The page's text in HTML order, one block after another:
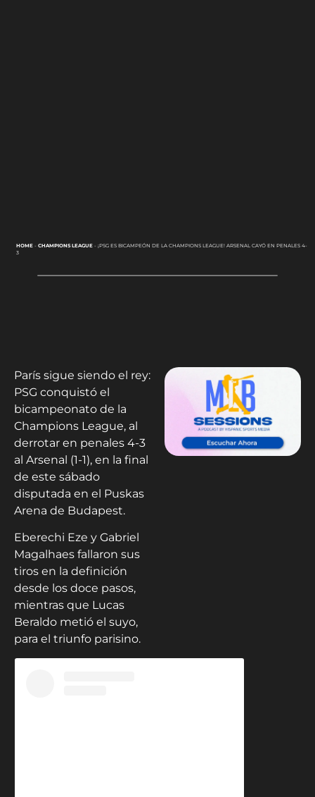
HOME- CHAMPIONS LEAGUE- ¡PSG ES BICAMPEÓN DE LA CHAMPIONS LEAGUE! ARSENAL CAYÓ EN PENALES 4-
3
París sigue siendo el rey:
PSG conquistó el
bicampeonato de la
Champions League, al
derrotar en penales 4-3
al Arsenal (1-1), en la final
de este sábado
disputada en el Puskas
Arena de Budapest.
Eberechi Eze y Gabriel
Magalhaes fallaron sus
tiros en la definición
desde los doce pasos,
mientras que Lucas
Beraldo metió el suyo,
para el triunfo parisino.